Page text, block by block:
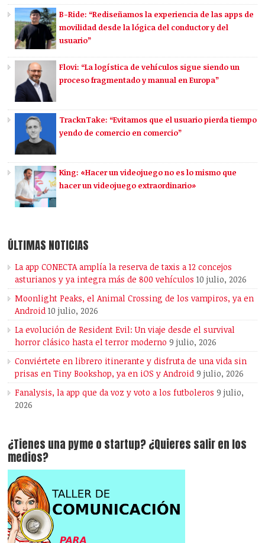
B-Ride: “Rediseñamos la experiencia de las apps de
movilidad desde la lógica del conductor y del
usuario”
Flovi: “La logística de vehículos sigue siendo un
proceso fragmentado y manual en Europa”
TracknTake: “Evitamos que el usuario pierda tiempo
yendo de comercio en comercio”
King: «Hacer un videojuego no es lo mismo que
hacer un videojuego extraordinario»
ÚLTIMAS NOTICIAS
La app CONECTA amplía la reserva de taxis a 12 concejos
asturianos y ya integra más de 800 vehículos 10 julio, 2026
Moonlight Peaks, el Animal Crossing de los vampiros, ya en
Android 10 julio, 2026
La evolución de Resident Evil: Un viaje desde el survival
horror clásico hasta el terror moderno 9 julio, 2026
Conviértete en librero itinerante y disfruta de una vida sin
prisas en Tiny Bookshop, ya en iOS y Android 9 julio, 2026
Fanalysis, la app que da voz y voto a los futboleros 9 julio,
2026
¿Tienes una pyme o startup? ¿Quieres salir en los
medios?